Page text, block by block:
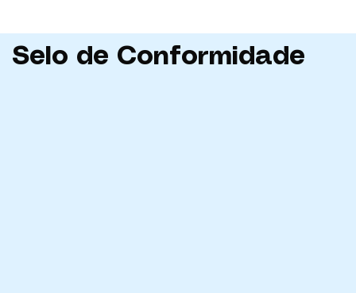
Selo de Conformidade